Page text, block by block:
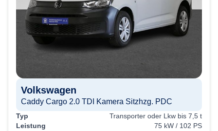
Volkswagen
Caddy Cargo 2.0 TDI Kamera Sitzhzg. PDC
Typ
Transporter oder Lkw bis 7,5 t
Leistung
75 kW / 102 PS